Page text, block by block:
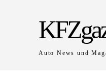
Auto News und